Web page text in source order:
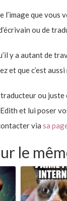
l’image que vous
ou de
y a autant de
et que c’est
ou juste
et lui poser
via sa
le